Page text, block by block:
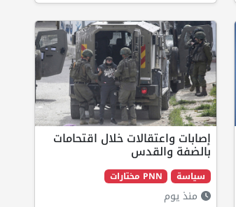
إصابات واعتقالات خلال اقتحامات
بالضفة والقدس
سياسة PNN مختارات
منذ يوم